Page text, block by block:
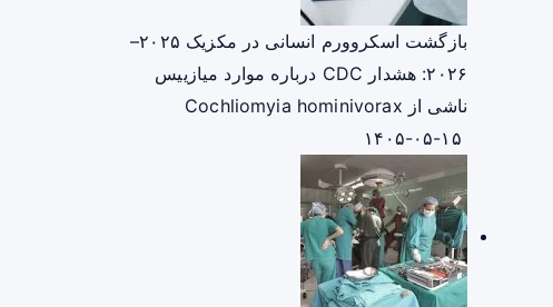
بازگشت اسکروورم انسانی در مکزیک ۲۰۲۵–
۲۰۲۶: هشدار CDC درباره موارد میازییس
ناشی از Cochliomyia hominivorax